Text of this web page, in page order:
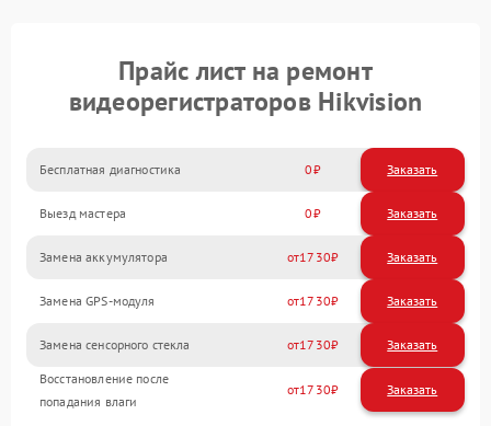
Прайс лист на ремонт
видеорегистраторов Hikvision
Бесплатная диагностика 0 Заказать
Выезд мастера 0 Заказать
Замена аккумулятора 1730
Замена GPS-модуля 1730
Замена сенсорного стекла 1730
Восстановление после
попадания влаги
1730